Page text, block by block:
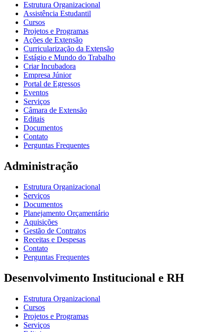
Estrutura Organizacional
Assistência Estudantil
Cursos
Projetos e Programas
Ações de Extensão
Curricularização da Extensão
Estágio e Mundo do Trabalho
Criar Incubadora
Empresa Júnior
Portal de Egressos
Eventos
Serviços
Câmara de Extensão
Editais
Documentos
Contato
Perguntas Frequentes
Administração
Estrutura Organizacional
Serviços
Documentos
Planejamento Orçamentário
Aquisições
Gestão de Contratos
Receitas e Despesas
Contato
Perguntas Frequentes
Desenvolvimento Institucional e RH
Estrutura Organizacional
Cursos
Projetos e Programas
Serviços